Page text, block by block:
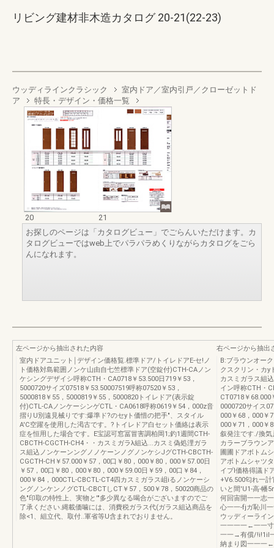
リビング建材非木造カタログ 20-21(22-23)
ウッディラインクラシック
室内ドア／室内引戸／クローゼットド
ア
特長・デザイン・価格一覧
20
21
お探しのページは「カタログビュー」でごらんいただけます。カ
タログビューではweb上でパラパラめくりながらカタログをごら
んになれます。
左ページから抽出された内容
室内ドアユニット￨デザイン価格覧.標準ドア/トイレドアE-セ!ノ
ト価格対島範囲ノンケ山由自七竺標準ドア(空錠付)CTH-CAノン
ケシングデザイシ呼称CTH・CA0718￥53.500日719￥53，
5000720サイズ07518￥53.50007519呼称07520￥53，
5000818￥55，5000819￥55，5000820トイレドア(表示錠
付)CTL-CAノンケーシンゲCTL・CA0618呼称0619￥54，000z音
摺りU別遠見械りです:爆準ド?のセyト価惜の把手"、スタイル
A'C空躍を使用した渇古です。?トイレドア白セット価絡は表示
症を恒用した場合です。E宝認可窓冨冒害調柏岡1;釣1週間CTH-
CBCTH-CGCTH-CH4・・カスミガラλ組込...カスミ偽処浬ガラ
ス組込ノンケーンングノノケーンノグノンケシJグCTH-CBCTH-
CGCTH-CH￥57.000￥57，00口￥80，000￥80，000￥57.00日
￥57，00口￥80，000￥80，000￥59.00日￥59，00口￥84，
000￥84，000CTL-CBCTL-CT4四カスミガラス岨iるノンケーシ
ングノンケンノグCTL-CBCTしCT￥57，500￥78，50020商品の
色"印取の特性上、実物と'"多少異なる喝合がございますのでご
了承ください.縄載価噛には、消費税ガラス代(ガラス組込商品を
除<1、組立代、取付..軍省等U含まれでおりません。
右ページから抽出
B:ブラウンオー
クスクリン・カy
カスミガラス組
イン呼称CTH・
CT0718￥68.000
0000720サイス
000￥68，000￥
000￥71，000￥
叙発注です./換気
カラーブラウン
圃圃ドアボトム
アボトムシャツ
イプl価格得議ド
+V6.500匂れ一
いと間'U1-高-幡
何回宙開一一志
心一一-fjガ恥川
ウッディーライ
一一一一←一一
一一→有償/!i!1il
納まり図一一一